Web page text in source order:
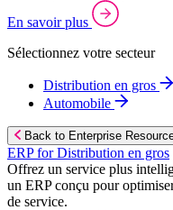
En savoir plus
Sélectionnez votre secteur
Distribution en gros
Automobile
Back to Enterprise
ERP for Distribution en gros
Offrez un service plus
un ERP conçu pour
de service.